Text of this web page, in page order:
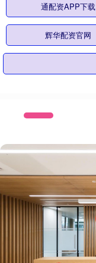
通配资APP下载
辉华配资官网